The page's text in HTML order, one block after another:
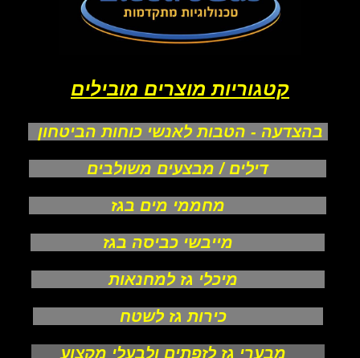
קטגוריות מוצרים מובילים
בהצדעה - הטבות לאנשי כוחות הביטחון
דילים / מבצעים משולבים
מחממי מים בגז
מייבשי כביסה בגז
מיכלי גז למחנאות
כירות גז לשטח
מבערי גז לזפתים ולבעלי מקצוע